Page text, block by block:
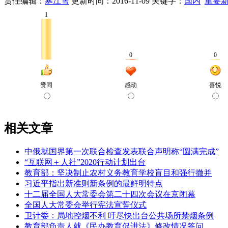
相关文章
中俄就国界第一次联合检查发表联合声明称“圆满完成”
“互联网＋人社”2020行动计划出台
教育部：坚决制止农村义务教育学校盲目和强行撤并
习近平指出新准则新条例的最鲜明特点
十二届全国人大常委会第二十四次会议在京闭幕
全国人大常委会举行宪法宣誓仪式
卫计委：局地控烟不利 吁尽快出台公共场所禁烟条例